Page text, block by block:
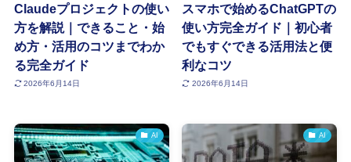
Claudeプロジェクトの使い
方を解説｜できること・始
め方・活用のコツまでわか
る完全ガイド
2026年6月14日
スマホで始めるChatGPTの
使い方完全ガイド｜初心者
でもすぐできる活用法と便
利なコツ
2026年6月14日
AI AI